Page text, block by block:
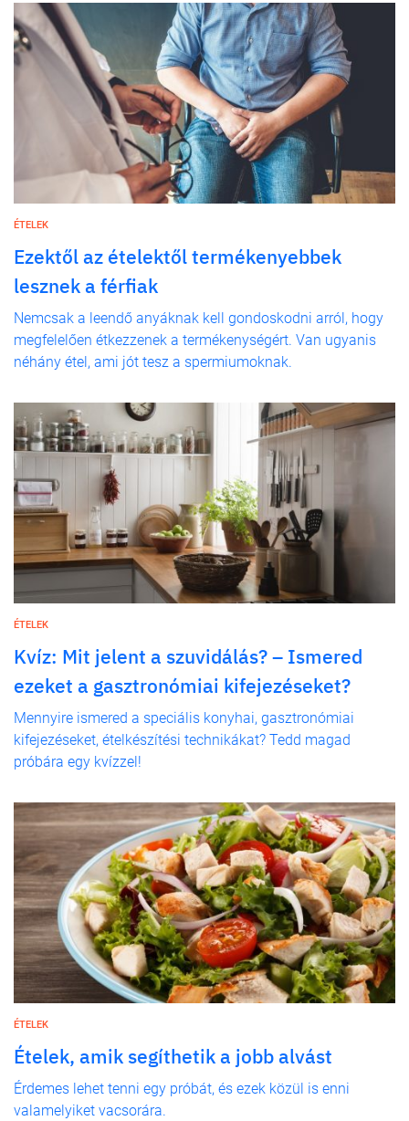
ÉTELEK
Ezektől az ételektől termékenyebbek
lesznek a férfiak
Nemcsak a leendő anyáknak kell gondoskodni arról, hogy
megfelelően étkezzenek a termékenységért. Van ugyanis
néhány étel, ami jót tesz a spermiumoknak.
ÉTELEK
Kvíz: Mit jelent a szuvidálás? – Ismered
ezeket a gasztronómiai kifejezéseket?
Mennyire ismered a speciális konyhai, gasztronómiai
kifejezéseket, ételkészítési technikákat? Tedd magad
próbára egy kvízzel!
ÉTELEK
Ételek, amik segíthetik a jobb alvást
Érdemes lehet tenni egy próbát, és ezek közül is enni
valamelyiket vacsorára.